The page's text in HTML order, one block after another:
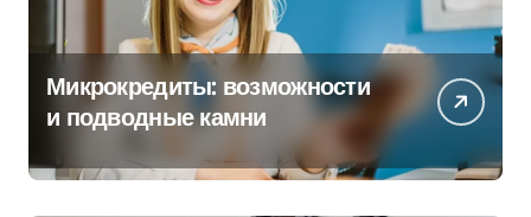
Микрокредиты: возможности
и подводные камни